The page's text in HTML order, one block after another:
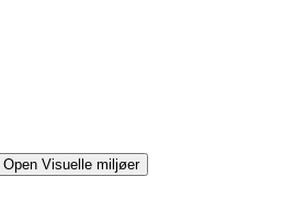
Open Visuelle miljøer